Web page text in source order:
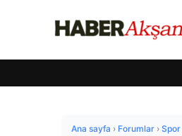
Ana sayfa › Forumlar › Spor